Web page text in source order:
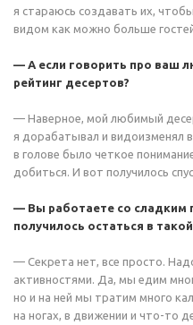
я стараюсь создавать их,
видом как можно больше
— А если говорить про ваш
рейтинг десертов?
— Наверное, мой любимый
я дорабатывал и видоизменял
в голове было четкое
добиться. И вот получилось
— Вы работаете со сладким
получилось остаться в
— Секрета нет, все просто.
активностями. Да, мы едим
но и на ней мы тратим много
на ногах, в движении и что-то